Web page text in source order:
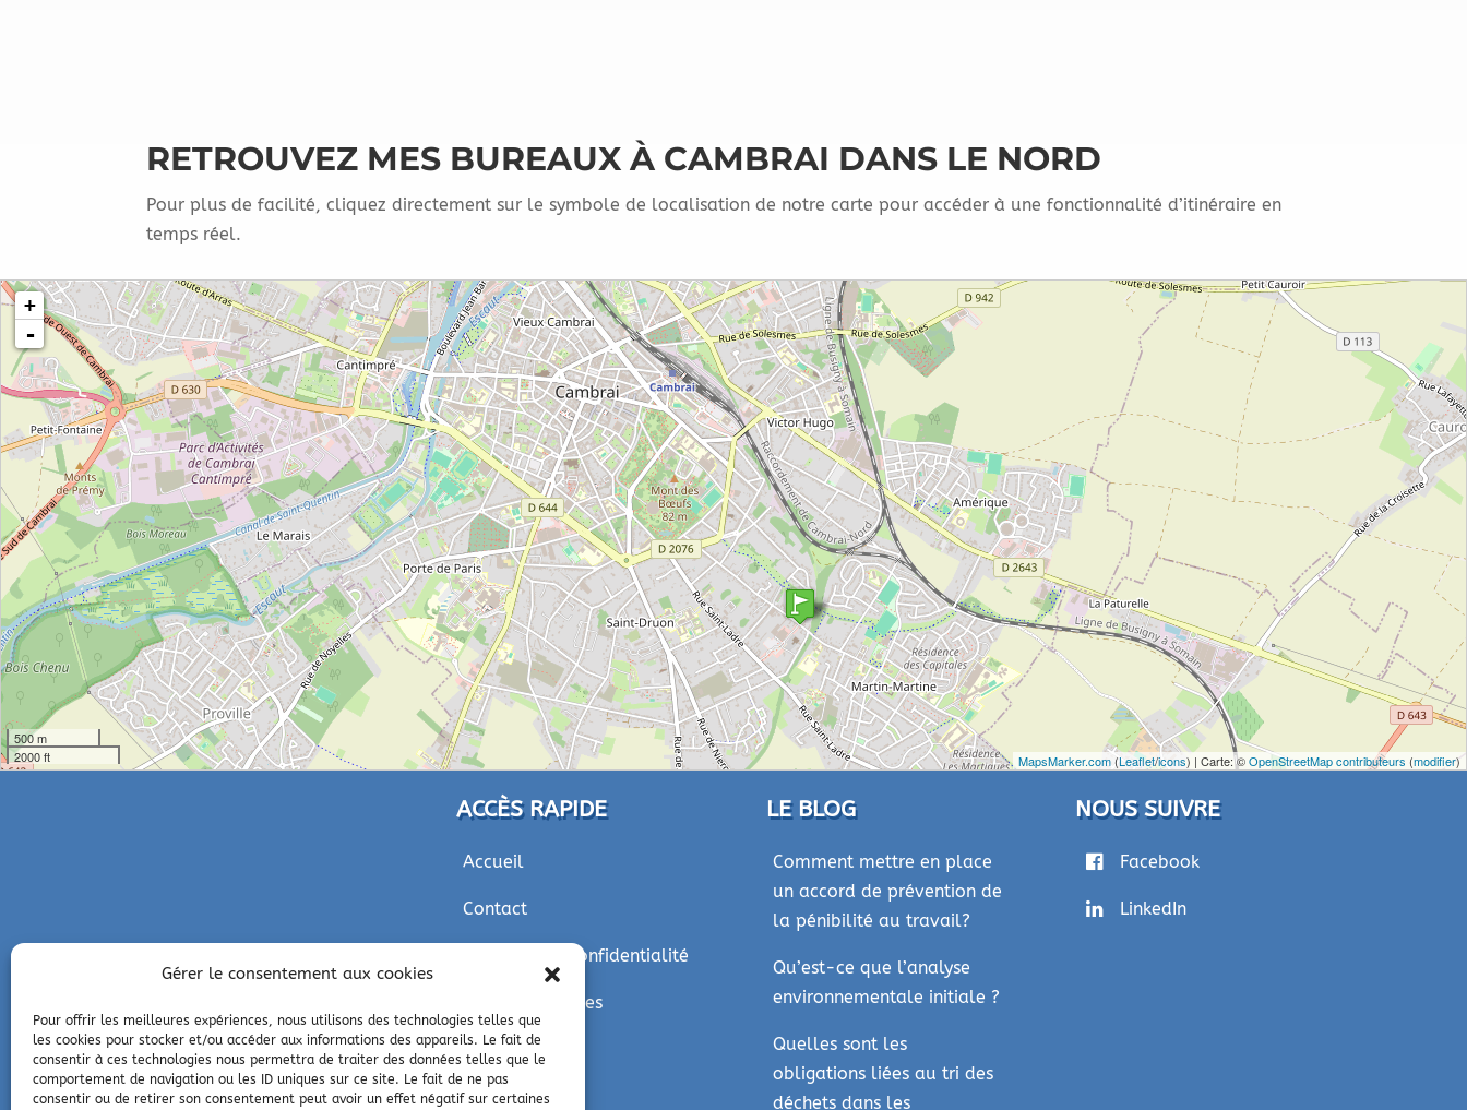
Gérer le consentement aux cookies
Pour offrir les meilleures expériences, nous utilisons des technologies telles que
les cookies pour stocker et/ou accéder aux informations des appareils. Le fait de
consentir à ces technologies nous permettra de traiter des données telles que le
comportement de navigation ou les ID uniques sur ce site. Le fait de ne pas
consentir ou de retirer son consentement peut avoir un effet négatif sur certaines
RETROUVEZ MES BUREAUX À CAMBRAI DANS LE NORD
Pour plus de facilité, cliquez directement sur le symbole de localisation de notre carte pour accéder à une fonctionnalité d’itinéraire en
temps réel.
chargement de la carte - veuillez patienter...
+
-
500 m
2000 ft
MapsMarker.com(Leaflet/icons) | Carte: ©OpenStreetMap contributeurs (modifier)
ACCÈS RAPIDE
Accueil
Contact
Politique de confidentialité
Mentions légales
LE BLOG
Comment mettre en place
un accord de prévention de
la pénibilité au travail?
Qu’est-ce que l’analyse
environnementale initiale ?
Quelles sont les
obligations liées au tri des
déchets dans les
NOUS SUIVRE
Facebook
LinkedIn